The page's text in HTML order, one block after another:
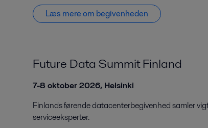
Læs mere om begivenheden
Future Data Summit Finland
7-8 oktober 2026, Helsinki
Finlands førende datacenterbegivenhed samler
serviceeksperter.